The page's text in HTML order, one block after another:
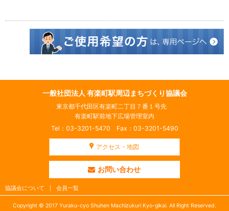
一般社団法人 有楽町駅周辺まちづくり協議会
東京都千代田区有楽町二丁目７番１号先
有楽町駅前地下広場管理室内
Tel：03-3201-5470 Fax：03-3201-5490
アクセス・地図
お問い合わせ
協議会について 会員一覧
Copyright © 2017 Yuraku-cyo Shuhen Machizukuri Kyo-gikai. All Right Reserved.